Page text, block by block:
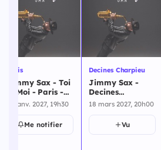
Paris
Jimmy Sax - Toi
Et Moi - Paris -
29 janvier 2027
29 janv. 2027, 19h30
Me notifier
Decines Charpieu
Jimmy Sax -
Decines
Charpieu - 18
18 mars 2027, 20h00
Vu